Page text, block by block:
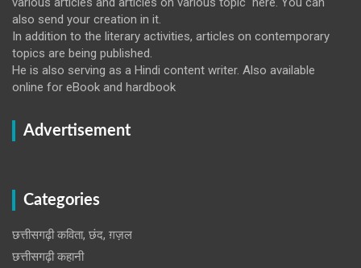
also send your creation in it.
In addition to the literary activities, articles on contemporary
topics are being published.
He is also serving as a Hindi content writer. Also available
online for eBook and hardbook
Advertisement
Categories
छत्तीसगढ़ी कविता, छंद, ग़ज़ल
छत्तीसगढ़ी कहानी